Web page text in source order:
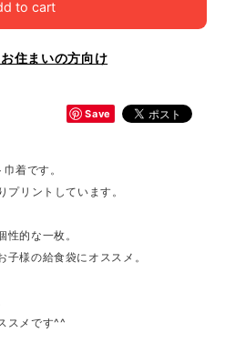
to cart
住まいの方向け
Save
着です。
リントしています。
性的な一枚。
様の給食袋にオススメ。
スメです^^